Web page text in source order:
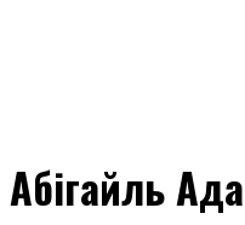
Абігайль